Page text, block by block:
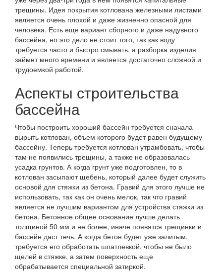
трещины. Идея покрытия котлована железными листами
является очень плохой и даже жизненно опасной для
человека. Есть еще вариант сборного и даже надувного
бассейна, но это дело не стоит того, так как воду
требуется часто и быстро смывать, а разборка изделия
займет много времени и является достаточно сложной и
трудоемкой работой.
Аспекты строительства
бассейна
Чтобы построить хороший бассейн требуется сначала
вырыть котлован, объем которого будет равен будущему
бассейну. Теперь требуется котлован утрамбовать, чтобы
там не появились трещины, а также не образовалась
усадка грунтов. А когда грунт уже подготовлен, то в
котлован засыпают щебень, который далее будет служить
основой для стяжки из бетона. Гравий для этого лучше не
использовать, так как он очень мелок, так что гравий
является не лучшим вариантом для устройства стяжки из
бетона. Бетонное общее основание лучше делать
толщиной 50 мм и не более, иначе появятся трещинки и
бассейн даст течь. А когда бетон будет уже залитым,
требуется его обработать шпатлевкой, чтобы не было
щелей в стяжке, а затем поверхность еще
обрабатывается специальной затиркой.